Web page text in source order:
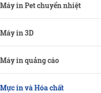
Máy in Pet chuyển nhiệt
Máy in 3D
Máy in quảng cáo
Mực in và Hóa chất